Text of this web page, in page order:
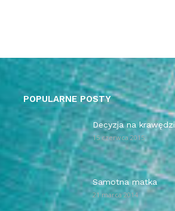
POPULARNE POSTY
Decyzja na krawędzi
15 czerwca 2015
Samotna matka
21 marca 2014